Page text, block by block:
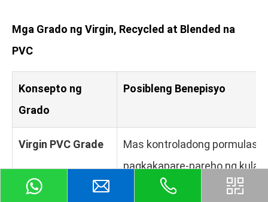
Mga Grado ng Virgin, Recycled at Blended na
PVC
Konsepto ng
Grado
Posibleng Benepisyo
Virgin PVC Grade
Mas kontroladong
pagkakapare-pareho ng
masubaybayan.